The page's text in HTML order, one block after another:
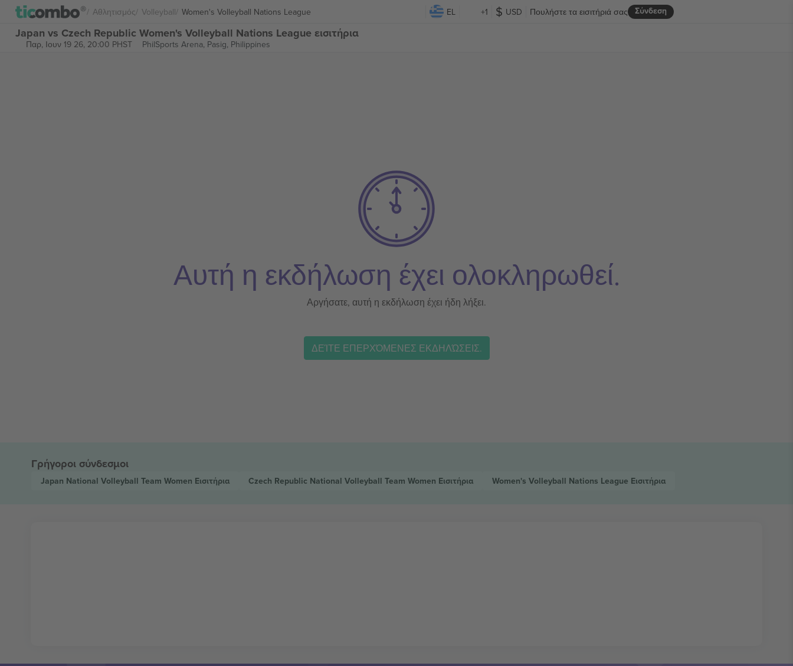
Αθλητισμός Volleyball Women's Volleyball Nations League EL +1 USD Σύνδεση
Πουλήστε τα εισιτήριά σας
Japan vs Czech Republic Women's Volleyball Nations League εισιτήρια
Παρ, Ιουν 19 26, 20:00 PHST PhilSports Arena, Pasig, Philippines
Αυτή η εκδήλωση έχει ολοκληρωθεί.
Αργήσατε, αυτή η εκδήλωση έχει ήδη λήξει.
ΔΕΊΤΕ ΕΠΕΡΧΌΜΕΝΕΣ ΕΚΔΗΛΏΣΕΙΣ.
Γρήγοροι σύνδεσμοι
Japan National Volleyball Team Women Εισιτήρια Czech Republic National Volleyball Team Women Εισιτήρια Women's Volleyball Nations League Εισιτήρια